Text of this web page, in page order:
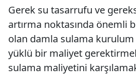
Gerek su tasarrufu ve
artırma noktasında önemli
olan damla sulama kurulum
yüklü bir maliyet
sulama maliyetini